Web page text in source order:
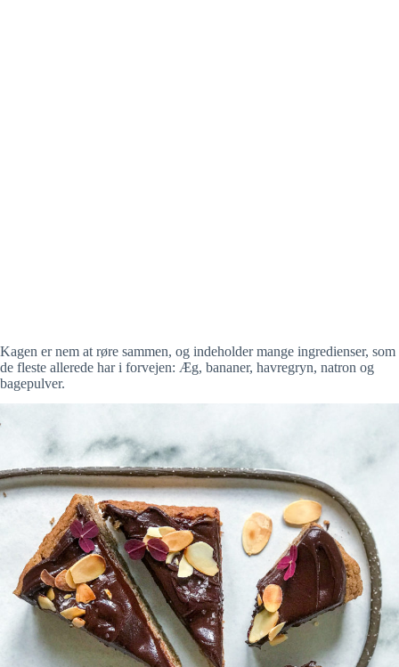
Kagen er nem at røre sammen, og indeholder mange ingredienser, som
de fleste allerede har i forvejen: Æg, bananer, havregryn, natron og
bagepulver.